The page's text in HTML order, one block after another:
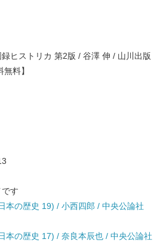
ヒストリカ 第2版 / 谷澤 伸 / 山川出版
料】
す
本の歴史 19) / 小西四郎 / 中央公論社
本の歴史 17) / 奈良本辰也 / 中央公論社